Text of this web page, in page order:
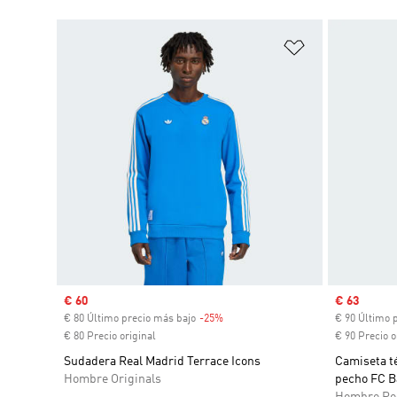
Añadir a la
Precio de venta
€ 60
€ 80 Último precio más bajo -25%
€ 80 Precio original
Sudadera Real Madrid Terrace Icons
Hombre Originals
Precio de
€ 63
€ 90 Último
€ 90 Precio
Camiseta
pecho FC